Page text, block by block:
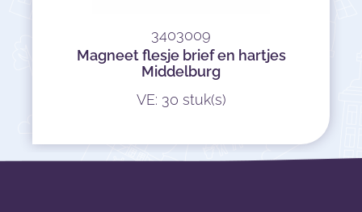
3403009
Magneet flesje brief en hartjes
Middelburg
VE: 30 stuk(s)